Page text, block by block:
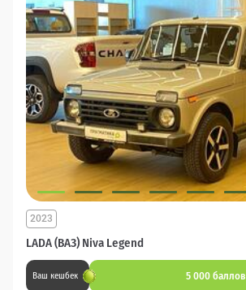
LADA (ВАЗ) Niva Legend
2023
Ваш кешбек 5 000 баллов